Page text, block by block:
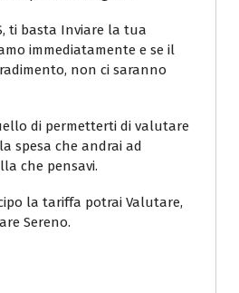
ti basta Inviare la tua
immediatamente e se il
non ci saranno
di permetterti di valutare
spesa che andrai ad
che pensavi.
la tariffa potrai Valutare,
Sereno.